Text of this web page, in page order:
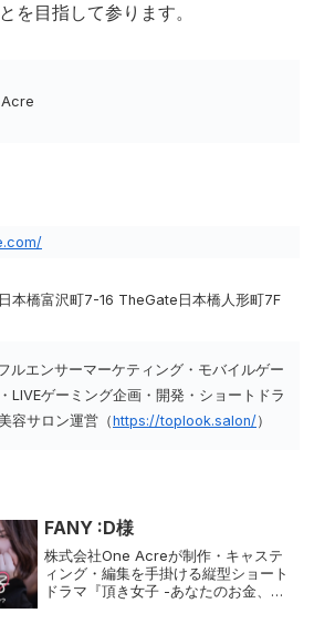
を目指して参ります。
本橋富沢町7-16 TheGate日本橋人形町7F
ルエンサーマーケティング・モバイルゲー
LIVEゲーミング企画・開発・ショートドラ
容サロン運営（https://toplook.salon/）
FANY :D様
株式会社One Acreが制作・キャステ
ィング・編集を手掛ける縦型ショート
ドラマ『頂き女子 -あなたのお金、頂